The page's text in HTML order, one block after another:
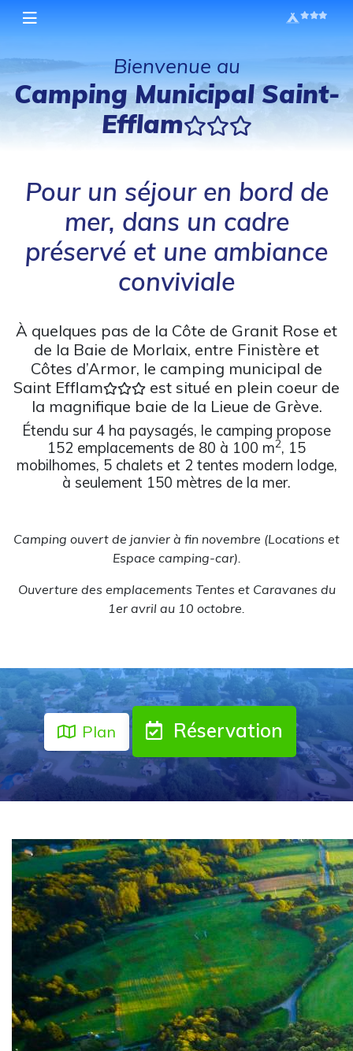
Bienvenue au
Camping Municipal Saint-
Efflam
Pour un séjour en bord de
mer, dans un cadre
préservé et une ambiance
conviviale
À quelques pas de la Côte de Granit Rose et
de la Baie de Morlaix, entre Finistère et
Côtes d’Armor, le camping municipal de
Saint Efflam
est situé en plein coeur de
la magnifique baie de la Lieue de Grève.
Étendu sur 4 ha paysagés, le camping propose
152 emplacements de 80 à 100 m2, 15
mobilhomes, 5 chalets et 2 tentes modern lodge,
à seulement 150 mètres de la mer.
Camping ouvert de janvier à fin novembre (Locations et
Espace camping-car).
Ouverture des emplacements Tentes et Caravanes du
1er avril au 10 octobre.
Plan Réservation